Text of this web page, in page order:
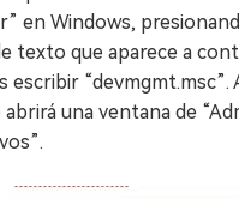
en Windows,
texto que aparece a
escribir “devmgmt.msc”.
una ventana de